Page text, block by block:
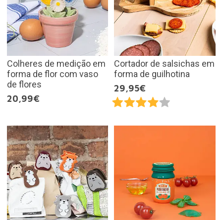
Colheres de medição em
forma de flor com vaso
de flores
20,99€
Cortador de salsichas em
forma de guilhotina
29,95€